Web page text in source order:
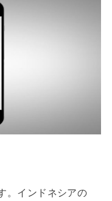
。インドネシアの